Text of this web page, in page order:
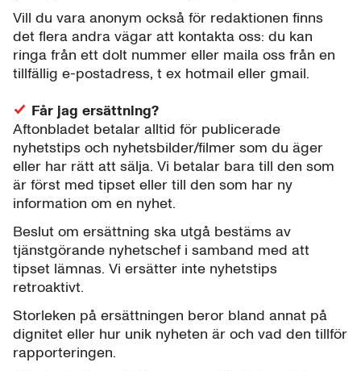
Vill du vara anonym också för redaktionen finns
det flera andra vägar att kontakta oss: du kan
ringa från ett dolt nummer eller maila oss från en
tillfällig e-postadress, t ex hotmail eller gmail.
Får jag ersättning?
Aftonbladet betalar alltid för publicerade
nyhetstips och nyhetsbilder/filmer som du äger
eller har rätt att sälja. Vi betalar bara till den som
är först med tipset eller till den som har ny
information om en nyhet.
Beslut om ersättning ska utgå bestäms av
tjänstgörande nyhetschef i samband med att
tipset lämnas. Vi ersätter inte nyhetstips
retroaktivt.
Storleken på ersättningen beror bland annat på
dignitet eller hur unik nyheten är och vad den tillför
rapporteringen.